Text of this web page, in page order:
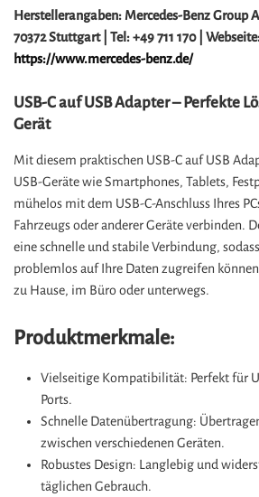
Herstellerangaben: Mercedes-Benz Group
70372 Stuttgart | Tel: +49 711 170 |
https://www.mercedes-benz.de/
USB-C auf USB Adapter – Perfekte
Gerät
Mit diesem praktischen USB-C auf USB
USB-Geräte wie Smartphones, Tablets,
mühelos mit dem USB-C-Anschluss Ihres
Fahrzeugs oder anderer Geräte verbinden.
eine schnelle und stabile Verbindung,
problemlos auf Ihre Daten zugreifen
zu Hause, im Büro oder unterwegs.
Produktmerkmale:
Vielseitige Kompatibilität: Perfekt für
Ports.
Schnelle Datenübertragung:
zwischen verschiedenen Geräten.
Robustes Design: Langlebig und
täglichen Gebrauch.